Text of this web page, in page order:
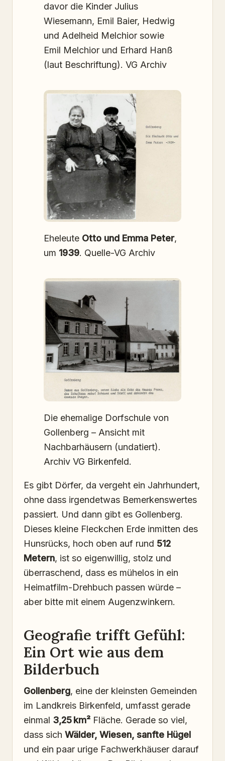
davor die Kinder Julius
Wiesemann, Emil Baier, Hedwig
und Adelheid Melchior sowie
Emil Melchior und Erhard Hanß
(laut Beschriftung). VG Archiv
Eheleute Otto und Emma Peter,
um 1939. Quelle-VG Archiv
Die ehemalige Dorfschule von
Gollenberg – Ansicht mit
Nachbarhäusern (undatiert).
Archiv VG Birkenfeld.
Es gibt Dörfer, da vergeht ein Jahrhundert,
ohne dass irgendetwas Bemerkenswertes
passiert. Und dann gibt es Gollenberg.
Dieses kleine Fleckchen Erde inmitten des
Hunsrücks, hoch oben auf rund 512
Metern, ist so eigenwillig, stolz und
überraschend, dass es mühelos in ein
Heimatfilm-Drehbuch passen würde –
aber bitte mit einem Augenzwinkern.
Geografie trifft Gefühl:
Ein Ort wie aus dem
Bilderbuch
Gollenberg, eine der kleinsten Gemeinden
im Landkreis Birkenfeld, umfasst gerade
einmal 3,25 km² Fläche. Gerade so viel,
dass sich Wälder, Wiesen, sanfte Hügel
und ein paar urige Fachwerkhäuser darauf